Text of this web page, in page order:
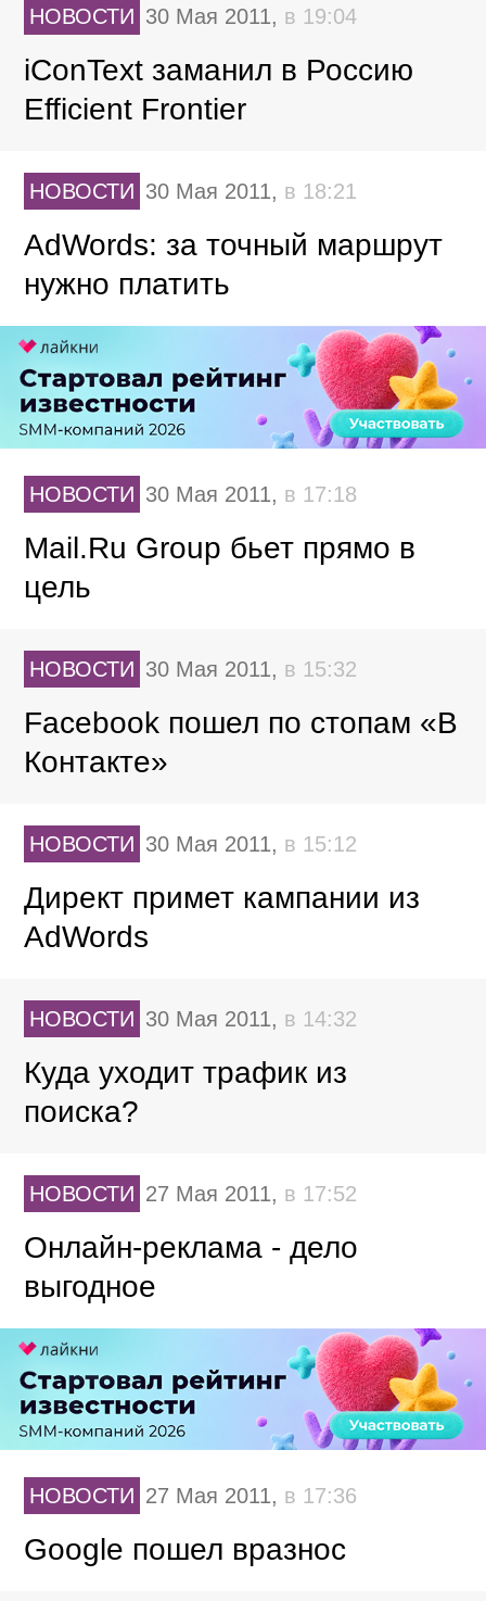
НОВОСТИ 30 Мая 2011, в 19:04
iConText заманил в Россию
Efficient Frontier
НОВОСТИ 30 Мая 2011, в 18:21
AdWords: за точный маршрут
нужно платить
НОВОСТИ 30 Мая 2011, в 17:18
Mail.Ru Group бьет прямо в
цель
НОВОСТИ 30 Мая 2011, в 15:32
Facebook пошел по стопам «В
Контакте»
НОВОСТИ 30 Мая 2011, в 15:12
Директ примет кампании из
AdWords
НОВОСТИ 30 Мая 2011, в 14:32
Куда уходит трафик из
поиска?
НОВОСТИ 27 Мая 2011, в 17:52
Онлайн-реклама - дело
выгодное
НОВОСТИ 27 Мая 2011, в 17:36
Google пошел вразнос